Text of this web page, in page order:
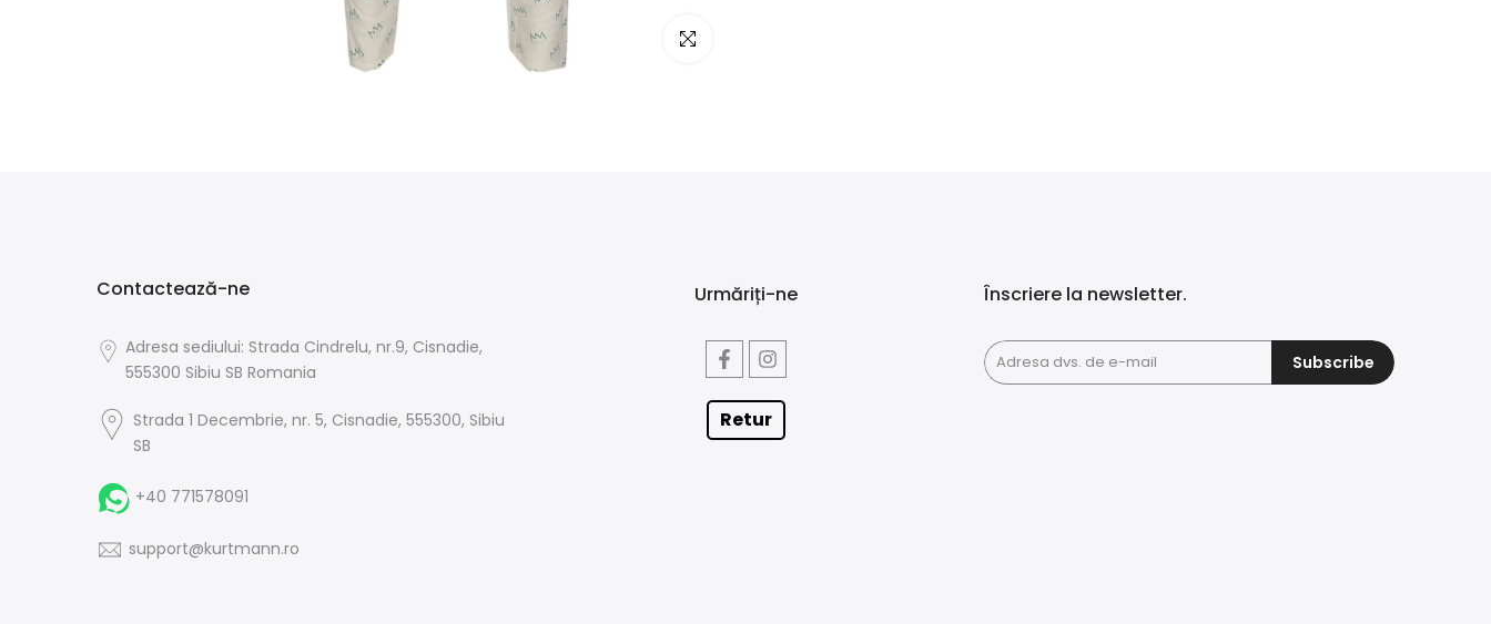
Click pentru a mari
Contactează-ne
Adresa sediului: Strada Cindrelu, nr.9, Cisnadie,
555300 Sibiu SB Romania
Strada 1 Decembrie, nr. 5, Cisnadie, 555300, Sibiu
SB
+40 771578091
support@kurtmann.ro
Urmăriți-ne
Retur
Înscriere la newsletter.
Subscribe